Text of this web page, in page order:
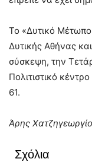
Το «Δυτικό
Δυτικής Αθήνας
σύσκεψη, την
Πολιτιστικό
61.
Άρης
Σχόλια